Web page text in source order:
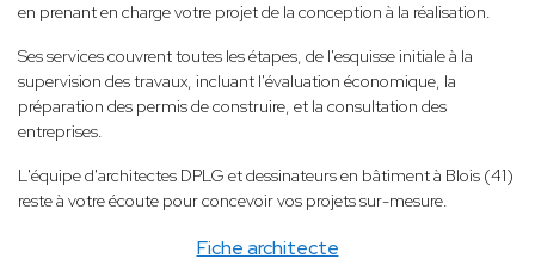
Fiche architecte
en prenant en charge votre projet de la conception à la réalisation.
Ses services couvrent toutes les étapes, de l'esquisse initiale à la
supervision des travaux, incluant l'évaluation économique, la
préparation des permis de construire, et la consultation des
entreprises.
L'équipe d'architectes DPLG et dessinateurs en bâtiment à Blois (41)
reste à votre écoute pour concevoir vos projets sur-mesure.